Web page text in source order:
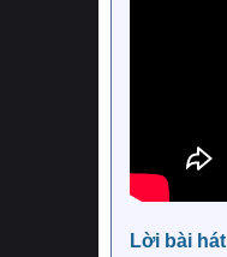
Lời bài hát